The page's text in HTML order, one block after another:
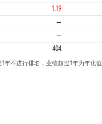
1.19
—
—
404
1年不进行排名，业绩超过1年为年化值